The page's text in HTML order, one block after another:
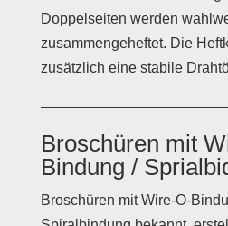
Doppelseiten werden
zusammengeheftet. Die
zusätzlich eine stabile
Broschüren mit
Bindung /
Broschüren mit Wire-O-